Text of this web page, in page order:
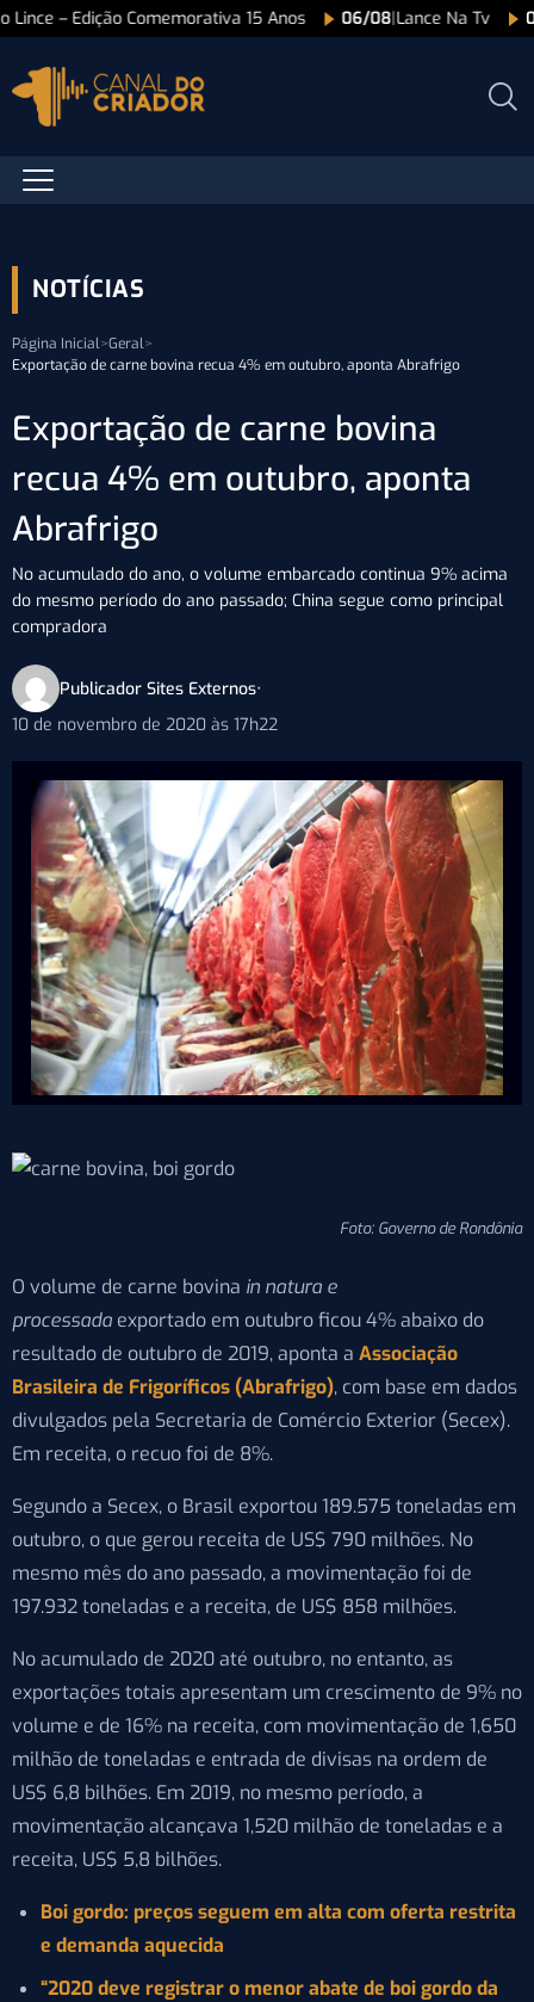
Lince – Edição Comemorativa 15 Anos 06/08|Lance Na Tv
NOTÍCIAS
Página Inicial>Geral>
Exportação de carne bovina recua 4% em outubro, aponta Abrafrigo
Exportação de carne bovina
recua 4% em outubro, aponta
Abrafrigo
No acumulado do ano, o volume embarcado continua 9% acima
do mesmo período do ano passado; China segue como principal
compradora
Publicador Sites Externos•
10 de novembro de 2020 às 17h22
Foto: Governo de Rondônia
O volume de carne bovina in natura e
processada exportado em outubro ficou 4% abaixo do
resultado de outubro de 2019, aponta a Associação
Brasileira de Frigoríficos (Abrafrigo), com base em dados
divulgados pela Secretaria de Comércio Exterior (Secex).
Em receita, o recuo foi de 8%.
Segundo a Secex, o Brasil exportou 189.575 toneladas em
outubro, o que gerou receita de US$ 790 milhões. No
mesmo mês do ano passado, a movimentação foi de
197.932 toneladas e a receita, de US$ 858 milhões.
No acumulado de 2020 até outubro, no entanto, as
exportações totais apresentam um crescimento de 9% no
volume e de 16% na receita, com movimentação de 1,650
milhão de toneladas e entrada de divisas na ordem de
US$ 6,8 bilhões. Em 2019, no mesmo período, a
movimentação alcançava 1,520 milhão de toneladas e a
receita, US$ 5,8 bilhões.
Boi gordo: preços seguem em alta com oferta restrita
e demanda aquecida
“2020 deve registrar o menor abate de boi gordo da